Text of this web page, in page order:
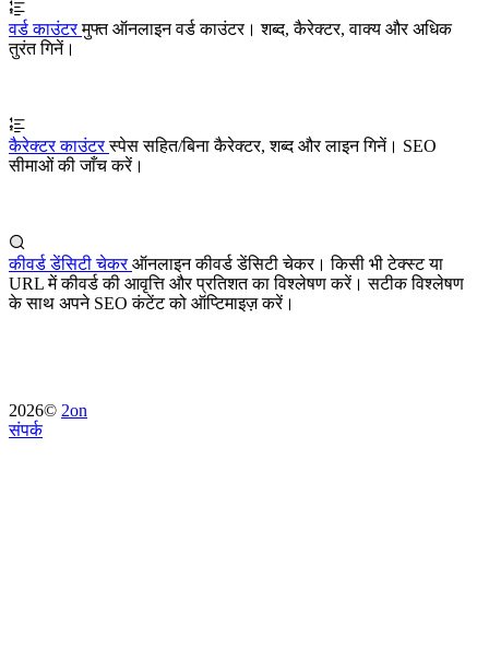
वर्ड काउंटरमुफ्त ऑनलाइन वर्ड काउंटर। शब्द, कैरेक्टर, वाक्य और अधिक
तुरंत गिनें।
कैरेक्टर काउंटरस्पेस सहित/बिना कैरेक्टर, शब्द और लाइन गिनें। SEO
सीमाओं की जाँच करें।
कीवर्ड डेंसिटी चेकरऑनलाइन कीवर्ड डेंसिटी चेकर। किसी भी टेक्स्ट या
URL में कीवर्ड की आवृत्ति और प्रतिशत का विश्लेषण करें। सटीक विश्लेषण
के साथ अपने SEO कंटेंट को ऑप्टिमाइज़ करें।
2026© 2on
संपर्क